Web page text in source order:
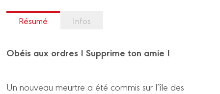
Résumé Infos
Obéis aux ordres ! Supprime ton amie !
Un nouveau meurtre a été commis sur l’île des